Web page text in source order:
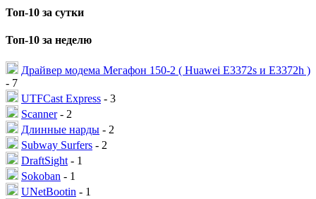
Топ-10 за сутки
Топ-10 за неделю
Драйвер модема Мегафон 150-2 ( Huawei E3372s и E3372h )
- 7
UTFCast Express - 3
Scanner- 2
Длинные нарды - 2
Subway Surfers - 2
DraftSight - 1
Sokoban - 1
UNetBootin - 1